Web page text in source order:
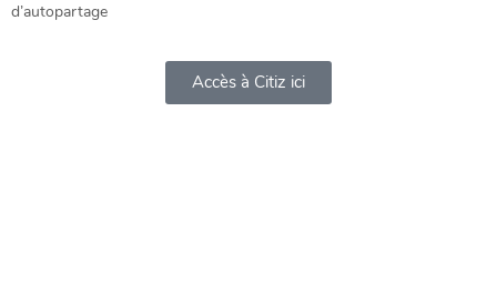
d’autopartage
Accès à Citiz ici